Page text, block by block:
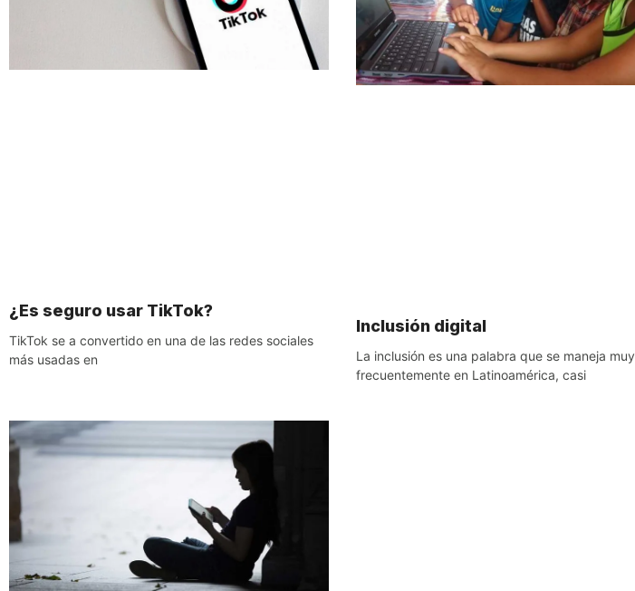
¿Es seguro usar TikTok?
TikTok se a convertido en una de las redes sociales
más usadas en
Inclusión digital
La inclusión es una palabra que se maneja muy
frecuentemente en Latinoamérica, casi